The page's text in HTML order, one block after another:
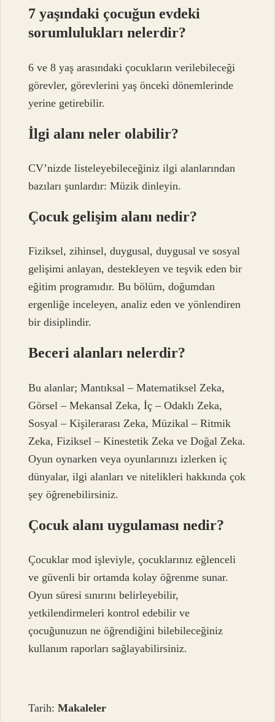
7 yaşındaki çocuğun evdeki
sorumlulukları nelerdir?
6 ve 8 yaş arasındaki çocukların verilebileceği
görevler, görevlerini yaş önceki dönemlerinde
yerine getirebilir.
İlgi alanı neler olabilir?
CV’nizde listeleyebileceğiniz ilgi alanlarından
bazıları şunlardır: Müzik dinleyin.
Çocuk gelişim alanı nedir?
Fiziksel, zihinsel, duygusal, duygusal ve sosyal
gelişimi anlayan, destekleyen ve teşvik eden bir
eğitim programıdır. Bu bölüm, doğumdan
ergenliğe inceleyen, analiz eden ve yönlendiren
bir disiplindir.
Beceri alanları nelerdir?
Bu alanlar; Mantıksal – Matematiksel Zeka,
Görsel – Mekansal Zeka, İç – Odaklı Zeka,
Sosyal – Kişilerarası Zeka, Müzikal – Ritmik
Zeka, Fiziksel – Kinestetik Zeka ve Doğal Zeka.
Oyun oynarken veya oyunlarınızı izlerken iç
dünyalar, ilgi alanları ve nitelikleri hakkında çok
şey öğrenebilirsiniz.
Çocuk alanı uygulaması nedir?
Çocuklar mod işleviyle, çocuklarınız eğlenceli
ve güvenli bir ortamda kolay öğrenme sunar.
Oyun süresi sınırını belirleyebilir,
yetkilendirmeleri kontrol edebilir ve
çocuğunuzun ne öğrendiğini bilebileceğiniz
kullanım raporları sağlayabilirsiniz.
Tarih:Makaleler